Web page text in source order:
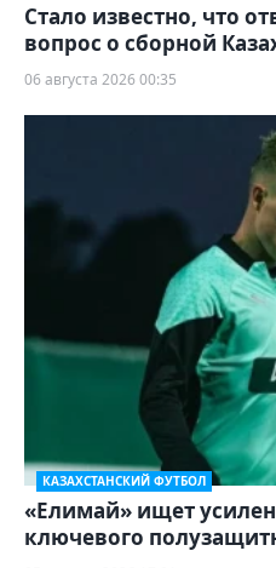
Стало известно, что
вопрос о сборной
06 августа 2026 00:35
КАЗАХСТАНСКИЙ ФУТБОЛ
«Елимай» ищет
ключевого